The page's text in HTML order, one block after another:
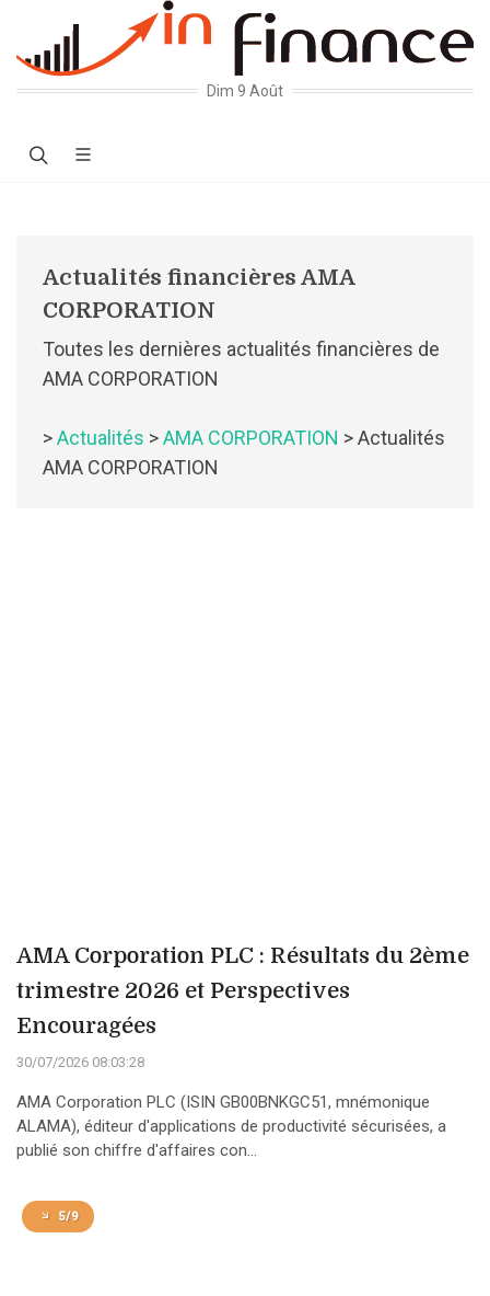
Dim 9 Août
Actualités financières AMA
CORPORATION
Toutes les dernières actualités financières de
AMA CORPORATION
>Actualités >AMA CORPORATION > Actualités
AMA CORPORATION
AMA Corporation PLC : Résultats du 2ème
trimestre 2026 et Perspectives
Encouragées
30/07/2026 08:03:28
AMA Corporation PLC (ISIN GB00BNKGC51, mnémonique
ALAMA), éditeur d'applications de productivité sécurisées, a
publié son chiffre d'affaires con...
5/9